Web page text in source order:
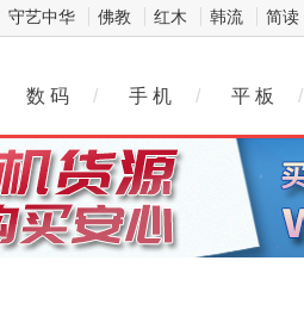
守艺中华 佛教 红木 韩流 简读
数 码 / 手 机 / 平 板 /